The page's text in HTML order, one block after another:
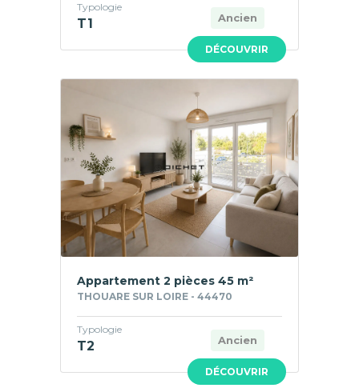
DÉCOUVRIR
Ancien
Typologie
T1
DÉCOUVRIR
Appartement 2 pièces 45 m²
THOUARE SUR LOIRE - 44470
Ancien
Typologie
T2